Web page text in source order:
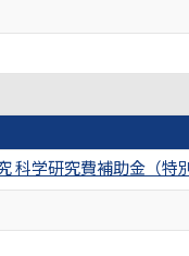
科学研究費補助金（特